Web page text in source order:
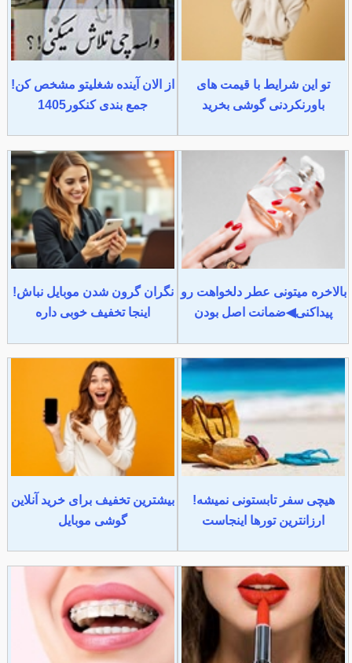
تو این شرایط با قیمت های
باورنکردنی گوشی بخرید
از الان آینده شغلیتو مشخص کن!
جمع بندی کنکور1405
بالاخره میتونی عطر دلخواهت رو
پیداکنی◀ضمانت اصل بودن
نگران گرون شدن موبایل نباش!
اینجا تخفیف خوبی داره
هیچی سفر تابستونی نمیشه!
ارزانترین تورها اینجاست
بیشترین تخفیف برای خرید آنلاین
گوشی موبایل